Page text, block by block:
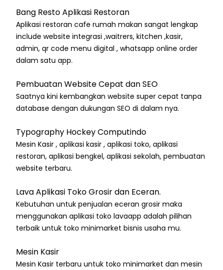
Bang Resto Aplikasi Restoran
Aplikasi restoran cafe rumah makan sangat lengkap
include website integrasi ,waitrers, kitchen ,kasir,
admin, qr code menu digital , whatsapp online order
dalam satu app.
Pembuatan Website Cepat dan SEO
Saatnya kini kembangkan website super cepat tanpa
database dengan dukungan SEO di dalam nya.
Typography Hockey Computindo
Mesin Kasir , aplikasi kasir , aplikasi toko, aplikasi
restoran, aplikasi bengkel, aplikasi sekolah, pembuatan
website terbaru.
Lava Aplikasi Toko Grosir dan Eceran.
Kebutuhan untuk penjualan eceran grosir maka
menggunakan aplikasi toko lavaapp adalah pilihan
terbaik untuk toko minimarket bisnis usaha mu.
Mesin Kasir
Mesin Kasir terbaru untuk toko minimarket dan mesin